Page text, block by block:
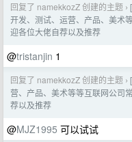
回复了 namekkozZ 创建的主题 ›
开发、测试、运营、产品、美术
迎各位大佬自荐以及推荐
@tristanjin 1
回复了 namekkozZ 创建的主题 ›
营、产品、美术等等互联网公司
荐以及推荐
@MJZ1995 可以试试